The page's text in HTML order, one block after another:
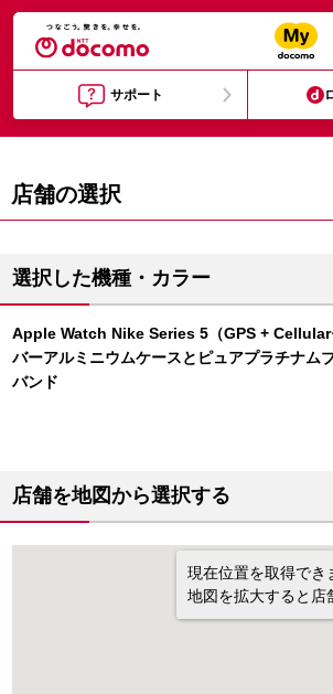
サポート
店舗の選択
選択した機種・カラー
Apple Watch Nike Series 5（GPS + Cellular
バーアルミニウムケースとピュアプラチナム
バンド
店舗を地図から選択する
現在位置を取得でき
地図を拡大すると店